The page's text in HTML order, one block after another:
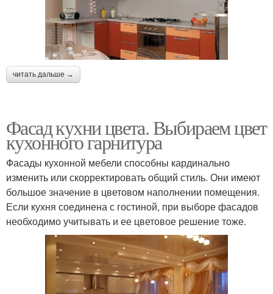
читать дальше →
Фасад кухни цвета. Выбираем цвет
кухонного гарнитура
Фасады кухонной мебели способны кардинально
изменить или скорректировать общий стиль. Они имеют
большое значение в цветовом наполнении помещения.
Если кухня соединена с гостиной, при выборе фасадов
необходимо учитывать и ее цветовое решение тоже.